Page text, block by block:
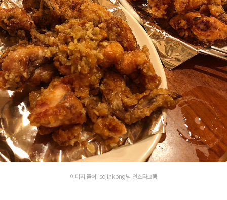
이미지 출처: sojinkong님 인스타그램